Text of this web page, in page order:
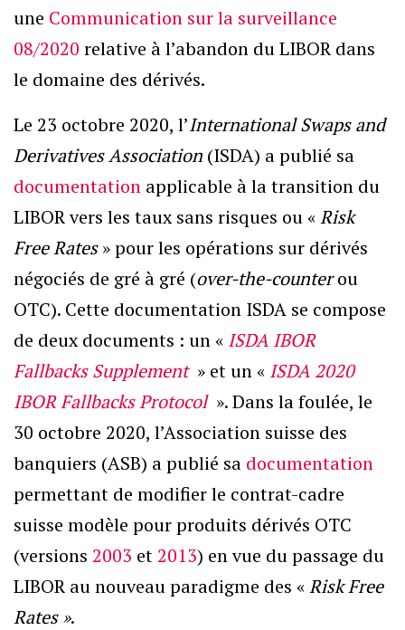
une Communication sur la surveillance
08/2020 relative à l’abandon du LIBOR dans
le domaine des dérivés.
Le 23 octobre 2020, l’International Swaps and
Derivatives Association (ISDA) a publié sa
documentation applicable à la transition du
LIBOR vers les taux sans risques ou «Risk
Free Rates» pour les opérations sur dérivés
négociés de gré à gré (over-the-counterou
OTC). Cette documentation ISDA se compose
de deux documents : un « ISDA IBOR
Fallbacks Supplement » et un « ISDA 2020
IBOR Fallbacks Protocol ». Dans la foulée, le
30 octobre 2020, l’Association suisse des
banquiers (ASB) a publié sa documentation
permettant de modifier le contrat-cadre
suisse modèle pour produits dérivés OTC
(versions 2003 et 2013) en vue du passage du
LIBOR au nouveau paradigme des «Risk Free
Rates ».